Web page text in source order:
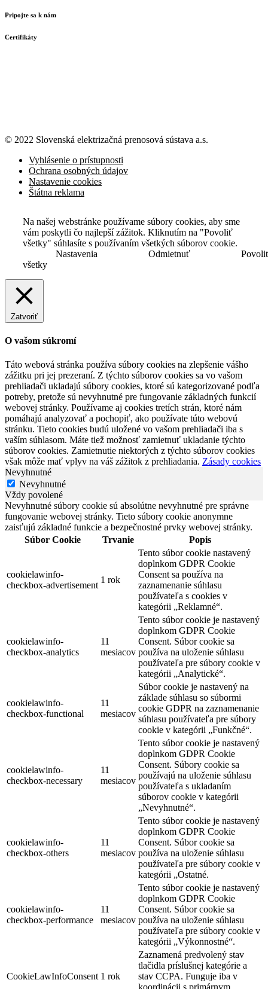
Pripojte sa k nám
Certifikáty
© 2022 Slovenská elektrizačná prenosová sústava a.s.
Vyhlásenie o prístupnosti
Ochrana osobných údajov
Nastavenie cookies
Štátna reklama
Na našej webstránke používame súbory cookies, aby sme
vám poskytli čo najlepší zážitok. Kliknutím na "Povoliť
všetky" súhlasíte s používaním všetkých súborov cookie.
Nastavenia
Odmietnuť
všetky
Zatvoriť
O vašom súkromí
Táto webová stránka používa súbory cookies na zlepšenie vášho
zážitku pri jej prezeraní. Z týchto súborov cookies sa vo vašom
prehliadači ukladajú súbory cookies, ktoré sú kategorizované podľa
potreby, pretože sú nevyhnutné pre fungovanie základných funkcií
webovej stránky. Používame aj cookies tretích strán, ktoré nám
pomáhajú analyzovať a pochopiť, ako používate túto webovú
stránku. Tieto cookies budú uložené vo vašom prehliadači iba s
vaším súhlasom. Máte tiež možnosť zamietnuť ukladanie týchto
súborov cookies. Zamietnutie niektorých z týchto súborov cookies
však môže mať vplyv na váš zážitok z prehliadania. Zásady cookies
Nevyhnutné
Nevyhnutné
Vždy povolené
Nevyhnutné súbory cookie sú absolútne nevyhnutné pre správne
fungovanie webovej stránky. Tieto súbory cookie anonymne
zaisťujú základné funkcie a bezpečnostné prvky webovej stránky.
Súbor Cookie
Trvanie Popis
cookielawinfo-
checkbox-advertisement
1 rok
Tento súbor cookie nastavený
doplnkom GDPR Cookie
Consent sa používa na
zaznamenanie súhlasu
používateľa s cookies v
kategórii „Reklamné“.
cookielawinfo-
checkbox-analytics
11
mesiacov
Tento súbor cookie je nastavený
doplnkom GDPR Cookie
Consent. Súbor cookie sa
používa na uloženie súhlasu
používateľa pre súbory cookie v
kategórii „Analytické“.
cookielawinfo-
checkbox-functional
11
mesiacov
Súbor cookie je nastavený na
základe súhlasu so súbormi
cookie GDPR na zaznamenanie
súhlasu používateľa pre súbory
cookie v kategórii „Funkčné“.
cookielawinfo-
checkbox-necessary
11
mesiacov
Tento súbor cookie je nastavený
doplnkom GDPR Cookie
Consent. Súbory cookie sa
používajú na uloženie súhlasu
používateľa s ukladaním
súborov cookie v kategórii
„Nevyhnutné“.
cookielawinfo-
checkbox-others
11
mesiacov
Tento súbor cookie je nastavený
doplnkom GDPR Cookie
Consent. Súbor cookie sa
používa na uloženie súhlasu
používateľa pre súbory cookie v
kategórii „Ostatné.
cookielawinfo-
checkbox-performance
11
mesiacov
Tento súbor cookie je nastavený
doplnkom GDPR Cookie
Consent. Súbor cookie sa
používa na uloženie súhlasu
používateľa pre súbory cookie v
kategórii „Výkonnostné“.
CookieLawInfoConsent 1 rok
Zaznamená predvolený stav
tlačidla príslušnej kategórie a
stav CCPA. Funguje iba v
koordinácii s primárnym